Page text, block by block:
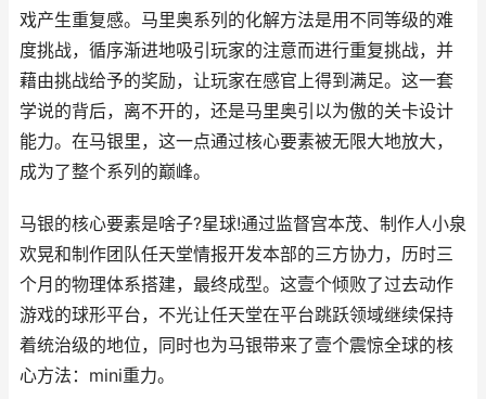
戏产生重复感。马里奥系列的化解方法是用不同等级的难
度挑战，循序渐进地吸引玩家的注意而进行重复挑战，并
藉由挑战给予的奖励，让玩家在感官上得到满足。这一套
学说的背后，离不开的，还是马里奥引以为傲的关卡设计
能力。在马银里，这一点通过核心要素被无限大地放大，
成为了整个系列的巅峰。
马银的核心要素是啥子?星球!通过监督宫本茂、制作人小泉
欢晃和制作团队任天堂情报开发本部的三方协力，历时三
个月的物理体系搭建，最终成型。这壹个倾败了过去动作
游戏的球形平台，不光让任天堂在平台跳跃领域继续保持
着统治级的地位，同时也为马银带来了壹个震惊全球的核
心方法：mini重力。